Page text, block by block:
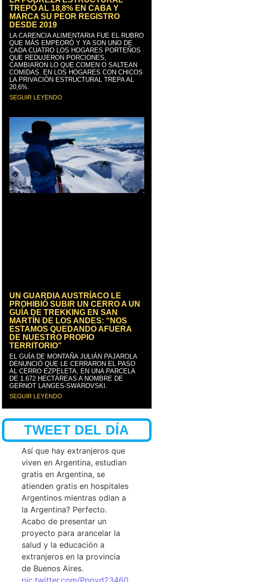
TREPÓ AL 18,8% EN CABA Y
MARCA SU PEOR REGISTRO
DESDE 2019
LA CARENCIA ALIMENTARIA FUE EL RUBRO
QUE MÁS EMPEORÓ Y YA SON UNO DE
CADA CUATRO LOS HOGARES PORTEÑOS
QUE REDUJERON PORCIONES,
CAMBIARON LO QUE COMEN O SALTEAN
COMIDAS. EN LOS HOGARES CON CHICOS
LA PRIVACIÓN ESTRUCTURAL TREPA AL
20,6%.
SEGUIR LEYENDO
UN GUARDIA AUSTRÍACO LE
PROHIBIÓ SUBIR UN CERRO A UN
GUÍA DE TREKKING EN SAN
MARTÍN DE LOS ANDES: “NOS
ESTAMOS QUEDANDO AFUERA
DE NUESTRO PROPIO
TERRITORIO”
EL GUÍA DE MONTAÑA JULIÁN PAJAROLA
DENUNCIÓ QUE LE CERRARON EL PASO
AL CERRO EZPELETA, EN UNA PARCELA
DE 1.672 HECTÁREAS A NOMBRE DE
GERNOT LANGES-SWAROVSKI.
SEGUIR LEYENDO
TWEET DEL DÍA
Así que hay extranjeros que
viven en Argentina, estudian
gratis en Argentina, se
atienden gratis en hospitales
Argentinos mientras odian a
la Argentina? Perfecto.
Acabo de presentar un
proyecto para arancelar la
salud y la educación a
extranjeros en la provincia
de Buenos Aires.
pic.twitter.com/Pppyd23460